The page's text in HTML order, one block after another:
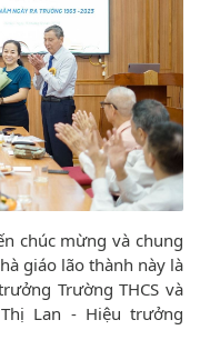
chúc mừng và chung
giáo lão thành này là
Trường THCS và
Lan - Hiệu trưởng